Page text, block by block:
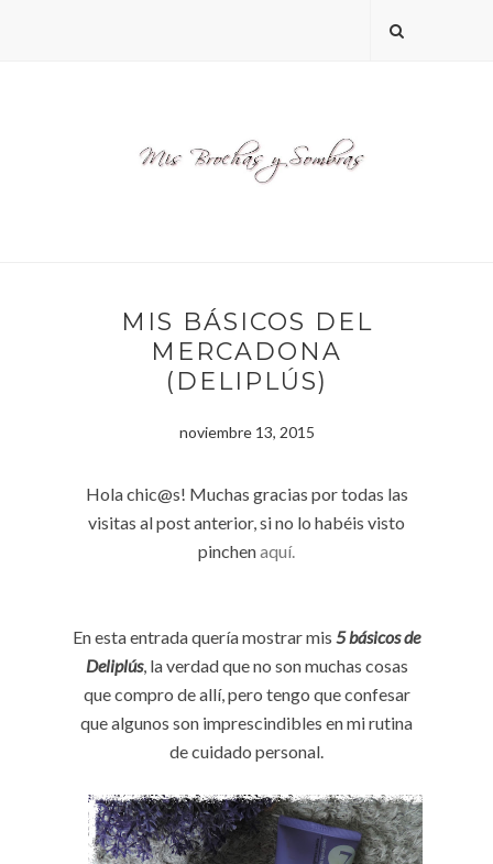
MIS BÁSICOS DEL
MERCADONA
(DELIPLÚS)
noviembre 13, 2015
Hola chic@s! Muchas gracias por todas las
visitas al post anterior, si no lo habéis visto
pinchenaquí.
En esta entrada quería mostrar mis 5 básicos de
Deliplús, la verdad que no son muchas cosas
que compro de allí, pero tengo que confesar
que algunos son imprescindibles en mi rutina
de cuidado personal.